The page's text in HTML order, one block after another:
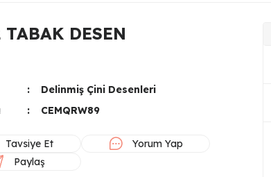
TABAK DESEN
Delinmiş Çini Desenleri
CEMQRW89
Tavsiye Et
Yorum Yap
Paylaş